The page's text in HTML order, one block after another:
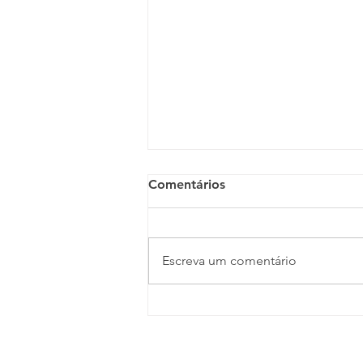
Comentários
Escreva um comentário